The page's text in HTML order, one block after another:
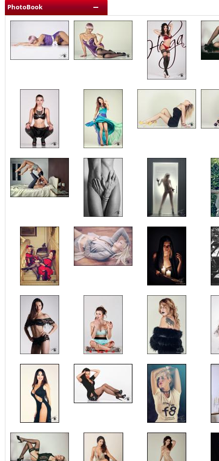
PhotoBook